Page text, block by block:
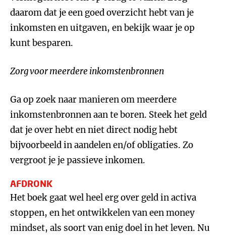
daarom dat je een goed overzicht hebt van je
inkomsten en uitgaven, en bekijk waar je op
kunt besparen.
Zorg voor meerdere inkomstenbronnen
Ga op zoek naar manieren om meerdere
inkomstenbronnen aan te boren. Steek het geld
dat je over hebt en niet direct nodig hebt
bijvoorbeeld in aandelen en/of obligaties. Zo
vergroot je je passieve inkomen.
AFDRONK
Het boek gaat wel heel erg over geld in activa
stoppen, en het ontwikkelen van een money
mindset, als soort van enig doel in het leven. Nu